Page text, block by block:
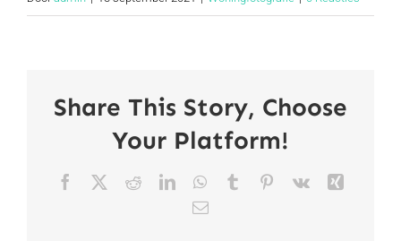
Share This Story, Choose
Your Platform!
Facebook RedditLinkedInWhatsApp
TumblrPinterest
Vk
Xing
E-